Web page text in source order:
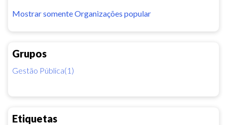
Mostrar somente Organizações popular
Grupos
Gestão Pública(1)
Etiquetas